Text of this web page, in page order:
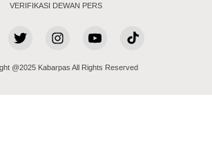
VERIFIKASI DEWAN PERS
@2025 Kabarpas All Rights Reserved